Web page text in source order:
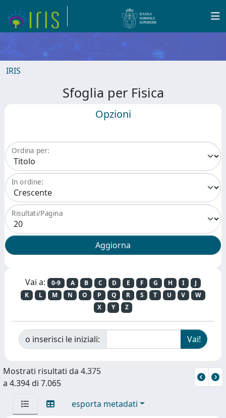
IRIS
Sfoglia per Fisica
Opzioni
Ordina per:
In ordine:
Risultati/Pagina
Vai a: 0-9 A B C D E F G H I
J
K
L M N O P Q R S T U V
W
X
Y Z
o inserisci le iniziali:
Mostrati risultati da 4.375
a 4.394 di 7.065
esporta metadati